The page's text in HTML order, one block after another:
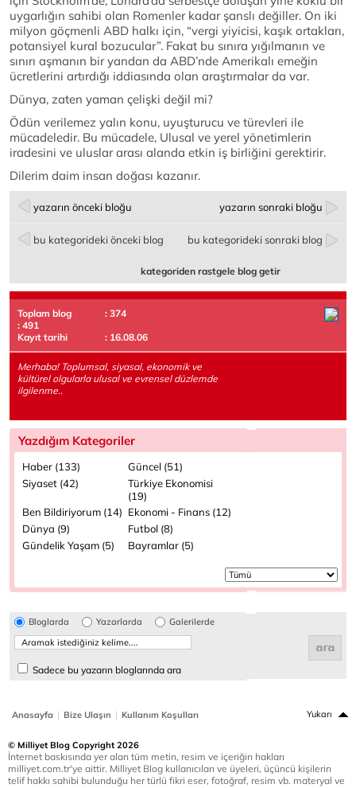
uygarlığın sahibi olan Romenler kadar şanslı değiller. On iki
milyon göçmenli ABD halkı için, “vergi yiyicisi, kaşık ortakları,
potansiyel kural bozucular”. Fakat bu sınıra yığılmanın ve
sınırı aşmanın bir yandan da ABD’nde Amerikalı emeğin
ücretlerini artırdığı iddiasında olan araştırmalar da var.
Dünya, zaten yaman çelişki değil mi?
Ödün verilemez yalın konu, uyuşturucu ve türevleri ile
mücadeledir. Bu mücadele, Ulusal ve yerel yönetimlerin
iradesini ve uluslar arası alanda etkin iş birliğini gerektirir.
Dilerim daim insan doğası kazanır.
yazarın önceki bloğu yazarın sonraki bloğu
bu kategorideki önceki blog bu kategorideki sonraki blog
kategoriden rastgele blog getir
Toplam blog
: 374
: 491
Kayıt tarihi
: 16.08.06
Merhaba! Toplumsal, siyasal, ekonomik ve
kültürel olgularla ulusal ve evrensel düzlemde
ilgilenme..
Yazdığım Kategoriler
Haber (133)
Güncel (51)
Siyaset (42)
Türkiye Ekonomisi
(19)
Ben Bildiriyorum (14) Ekonomi - Finans (12)
Dünya (9)
Futbol (8)
Gündelik Yaşam (5)
Bayramlar (5)
Bloglarda Yazarlarda Galerilerde
Sadece bu yazarın bloglarında ara
Anasayfa | Bize Ulaşın | Kullanım Koşulları Yukarı
© Milliyet Blog Copyright 2026
İnternet baskısında yer alan tüm metin, resim ve içeriğin hakları
milliyet.com.tr'ye aittir. Milliyet Blog kullanıcıları ve üyeleri, üçüncü kişilerin
telif hakkı sahibi bulunduğu her türlü fikri eser, fotoğraf, resim vb. materyal ve